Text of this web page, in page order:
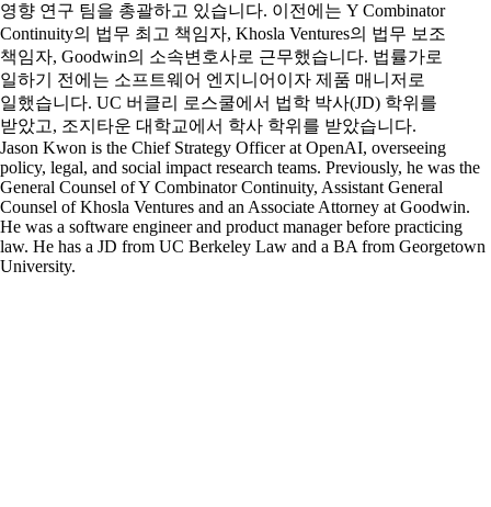
영향 연구 팀을 총괄하고 있습니다. 이전에는 Y Combinator
Continuity의 법무 최고 책임자, Khosla Ventures의 법무 보조
책임자, Goodwin의 소속변호사로 근무했습니다. 법률가로
일하기 전에는 소프트웨어 엔지니어이자 제품 매니저로
일했습니다. UC 버클리 로스쿨에서 법학 박사(JD) 학위를
받았고, 조지타운 대학교에서 학사 학위를 받았습니다.
Jason Kwon is the Chief Strategy Officer at OpenAI, overseeing
policy, legal, and social impact research teams. Previously, he was the
General Counsel of Y Combinator Continuity, Assistant General
Counsel of Khosla Ventures and an Associate Attorney at Goodwin.
He was a software engineer and product manager before practicing
law. He has a JD from UC Berkeley Law and a BA from Georgetown
University.